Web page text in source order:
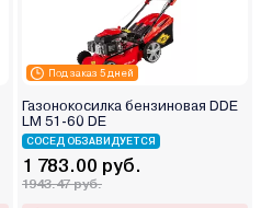
Под заказ 5 дней
Газонокосилка бензиновая DDE
LM 51-60 DE
СОСЕД ОБЗАВИДУЕТСЯ
1 783.00 руб.
1943.47 руб.